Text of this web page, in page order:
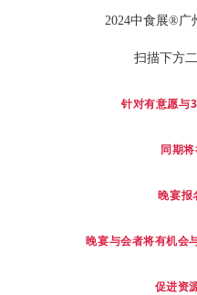
2024中食展®广
扫描下方
针对有意愿与
同期
晚宴报
晚宴与会者将有机会
促进资